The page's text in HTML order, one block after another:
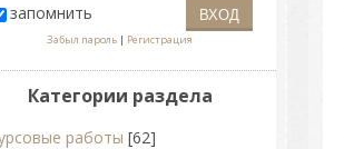
запомнить
Забыл пароль | Регистрация
Категории раздела
работы [62]